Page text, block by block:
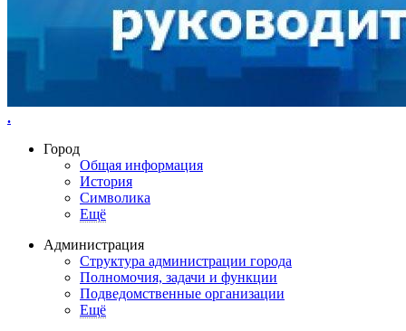
.
Город
Общая информация
История
Символика
Ещё
Администрация
Структура администрации города
Полномочия, задачи и функции
Подведомственные организации
Ещё